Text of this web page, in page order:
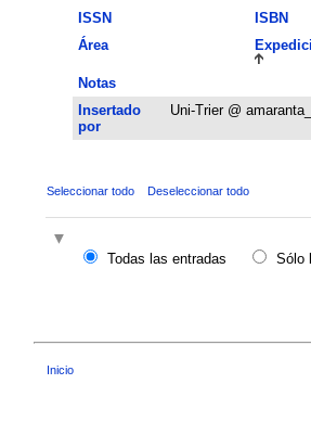
ISSN
ISBN
Área
Notas
Insertado
por
Uni-Trier @
Seleccionar todo Deseleccionar todo
Todas las entradas
Sólo
Inicio